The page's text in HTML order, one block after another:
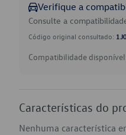
Verifique a
Consulte a
Código original consultado:
Compatibilidade
Características do
Nenhuma característica